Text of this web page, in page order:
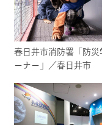
春日井市消防署「防災
ーナー」／春日井市